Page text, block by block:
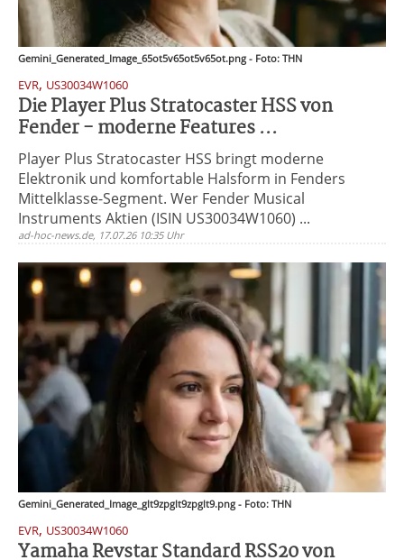
Gemini_Generated_Image_65ot5v65ot5v65ot.png - Foto: THN
EVR, US30034W1060
Die Player Plus Stratocaster HSS von
Fender - moderne Features ...
Player Plus Stratocaster HSS bringt moderne
Elektronik und komfortable Halsform in Fenders
Mittelklasse-Segment. Wer Fender Musical
Instruments Aktien (ISIN US30034W1060) ...
ad-hoc-news.de, 17.07.26 10:35 Uhr
Gemini_Generated_Image_glt9zpglt9zpglt9.png - Foto: THN
EVR, US30034W1060
Yamaha Revstar Standard RSS20 von